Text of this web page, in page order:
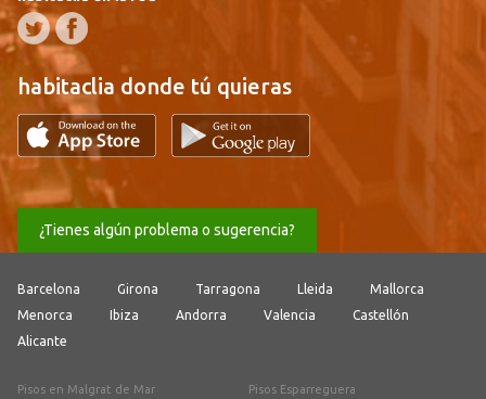
habitaclia donde tú quieras
¿Tienes algún problema o sugerencia?
Barcelona Girona Tarragona Lleida
Mallorca
Menorca
Ibiza Andorra Valencia
Castellón
Alicante
Pisos en Malgrat de Mar
Pisos Esparreguera